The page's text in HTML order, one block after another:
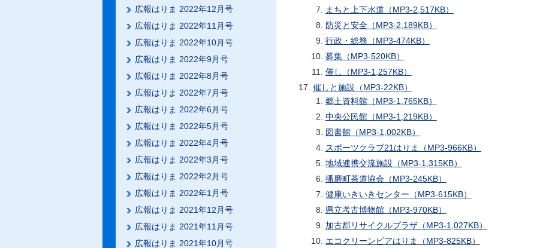
広報はりま 2022年12月号
広報はりま 2022年11月号
広報はりま 2022年10月号
広報はりま 2022年9月号
広報はりま 2022年8月号
広報はりま 2022年7月号
広報はりま 2022年6月号
広報はりま 2022年5月号
広報はりま 2022年4月号
広報はりま 2022年3月号
広報はりま 2022年2月号
広報はりま 2022年1月号
広報はりま 2021年12月号
広報はりま 2021年11月号
広報はりま 2021年10月号
まちと上下水道（MP3-2,517KB）
防災と安全（MP3-2,189KB）
行政・総務（MP3-474KB）
募集（MP3-520KB）
催し（MP3-1,257KB）
催しと施設（MP3-22KB）
郷土資料館（MP3-1,765KB）
中央公民館（MP3-1,219KB）
図書館（MP3-1,002KB）
スポーツクラブ21はりま（MP3-966KB）
地域連携交流施設（MP3-1,315KB）
播磨町茶道協会（MP3-245KB）
健康いきいきセンター（MP3-615KB）
県立考古博物館（MP3-970KB）
加古郡リサイクルプラザ（MP3-1,027KB）
エコクリーンピアはりま（MP3-825KB）